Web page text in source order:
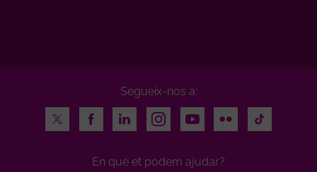
Segueix-nos a:
Twitter
FacebookLinkedInInstagramYoutubeFlickr TikTok
En què et podem ajudar?